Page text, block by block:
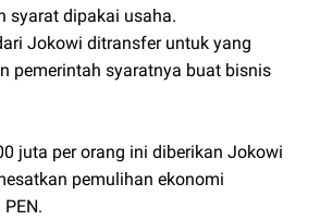
syarat dipakai usaha.
Jokowi ditransfer untuk yang
pemerintah syaratnya buat bisnis
juta per orang ini diberikan Jokowi
pemulihan ekonomi